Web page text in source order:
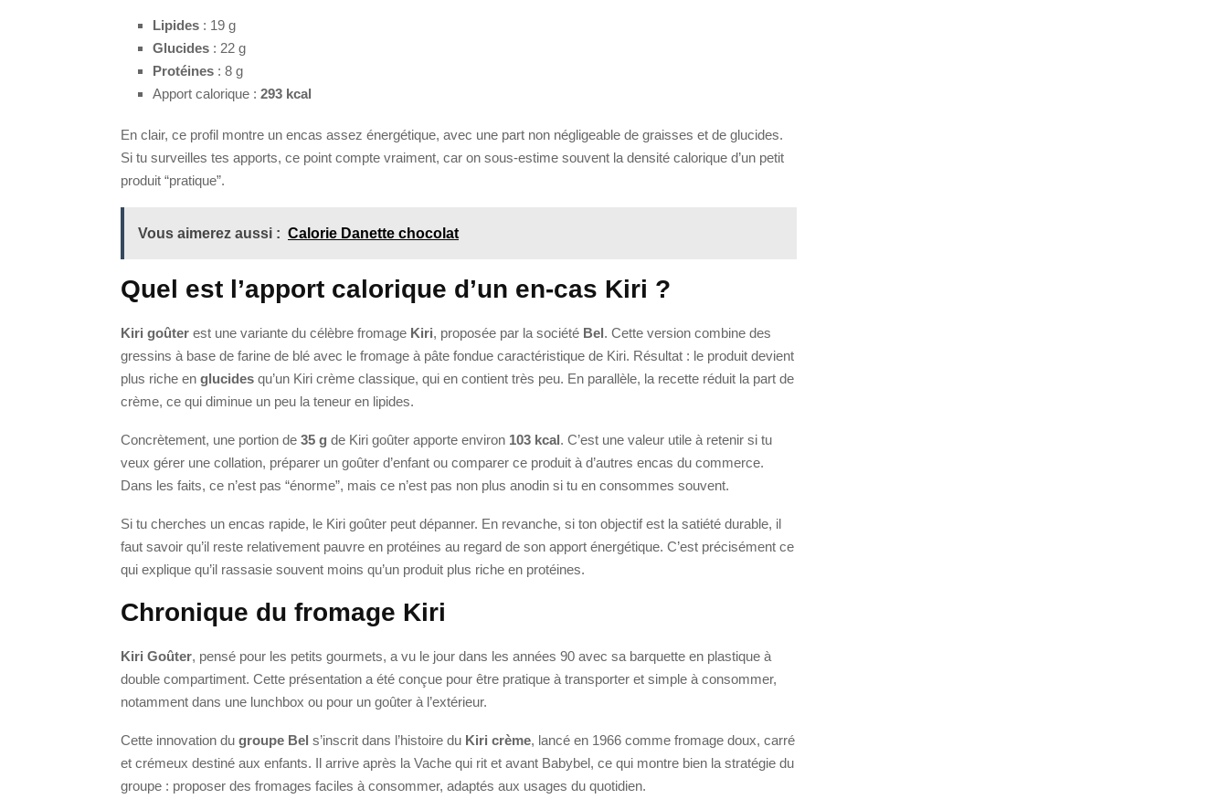
Lipides : 19 g
Glucides : 22 g
Protéines : 8 g
Apport calorique : 293 kcal
En clair, ce profil montre un encas assez énergétique, avec une part non négligeable de graisses et de glucides.
Si tu surveilles tes apports, ce point compte vraiment, car on sous-estime souvent la densité calorique d’un petit
produit “pratique”.
Vous aimerez aussi : Calorie Danette chocolat
Quel est l’apport calorique d’un en-cas Kiri ?
Kiri goûter est une variante du célèbre fromage Kiri, proposée par la société Bel. Cette version combine des
gressins à base de farine de blé avec le fromage à pâte fondue caractéristique de Kiri. Résultat : le produit devient
plus riche en glucides qu’un Kiri crème classique, qui en contient très peu. En parallèle, la recette réduit la part de
crème, ce qui diminue un peu la teneur en lipides.
Concrètement, une portion de 35 g de Kiri goûter apporte environ 103 kcal. C’est une valeur utile à retenir si tu
veux gérer une collation, préparer un goûter d’enfant ou comparer ce produit à d’autres encas du commerce.
Dans les faits, ce n’est pas “énorme”, mais ce n’est pas non plus anodin si tu en consommes souvent.
Si tu cherches un encas rapide, le Kiri goûter peut dépanner. En revanche, si ton objectif est la satiété durable, il
faut savoir qu’il reste relativement pauvre en protéines au regard de son apport énergétique. C’est précisément ce
qui explique qu’il rassasie souvent moins qu’un produit plus riche en protéines.
Chronique du fromage Kiri
Kiri Goûter, pensé pour les petits gourmets, a vu le jour dans les années 90 avec sa barquette en plastique à
double compartiment. Cette présentation a été conçue pour être pratique à transporter et simple à consommer,
notamment dans une lunchbox ou pour un goûter à l’extérieur.
Cette innovation du groupe Bel s’inscrit dans l’histoire du Kiri crème, lancé en 1966 comme fromage doux, carré
et crémeux destiné aux enfants. Il arrive après la Vache qui rit et avant Babybel, ce qui montre bien la stratégie du
groupe : proposer des fromages faciles à consommer, adaptés aux usages du quotidien.